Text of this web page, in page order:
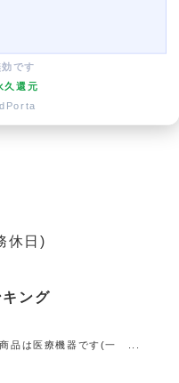
休日)
ング
商品は医療機器です(一 ...
です
久還元